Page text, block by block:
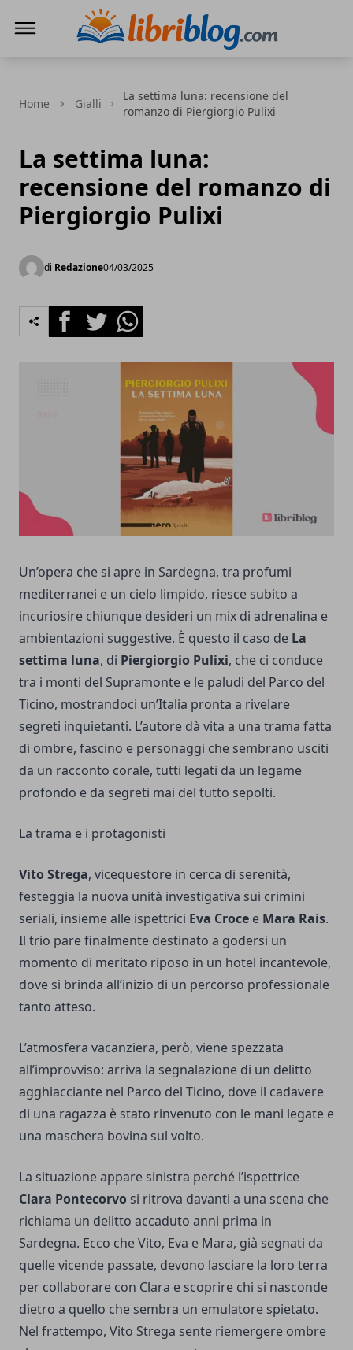
Home Gialli
La settima luna: recensione del
romanzo di Piergiorgio Pulixi
La settima luna:
recensione del romanzo di
Piergiorgio Pulixi
di Redazione04/03/2025
FacebookTwitterWhatsapp
Un’opera che si apre in Sardegna, tra profumi
mediterranei e un cielo limpido, riesce subito a
incuriosire chiunque desideri un mix di adrenalina e
ambientazioni suggestive. È questo il caso de La
settima luna, di Piergiorgio Pulixi, che ci conduce
tra i monti del Supramonte e le paludi del Parco del
Ticino, mostrandoci un’Italia pronta a rivelare
segreti inquietanti. L’autore dà vita a una trama fatta
di ombre, fascino e personaggi che sembrano usciti
da un racconto corale, tutti legati da un legame
profondo e da segreti mai del tutto sepolti.
La trama e i protagonisti
Vito Strega, vicequestore in cerca di serenità,
festeggia la nuova unità investigativa sui crimini
seriali, insieme alle ispettrici Eva Croce e Mara Rais.
Il trio pare finalmente destinato a godersi un
momento di meritato riposo in un hotel incantevole,
dove si brinda all’inizio di un percorso professionale
tanto atteso.
L’atmosfera vacanziera, però, viene spezzata
all’improvviso: arriva la segnalazione di un delitto
agghiacciante nel Parco del Ticino, dove il cadavere
di una ragazza è stato rinvenuto con le mani legate e
una maschera bovina sul volto.
La situazione appare sinistra perché l’ispettrice
Clara Pontecorvo si ritrova davanti a una scena che
richiama un delitto accaduto anni prima in
Sardegna. Ecco che Vito, Eva e Mara, già segnati da
quelle vicende passate, devono lasciare la loro terra
per collaborare con Clara e scoprire chi si nasconde
dietro a quello che sembra un emulatore spietato.
Nel frattempo, Vito Strega sente riemergere ombre